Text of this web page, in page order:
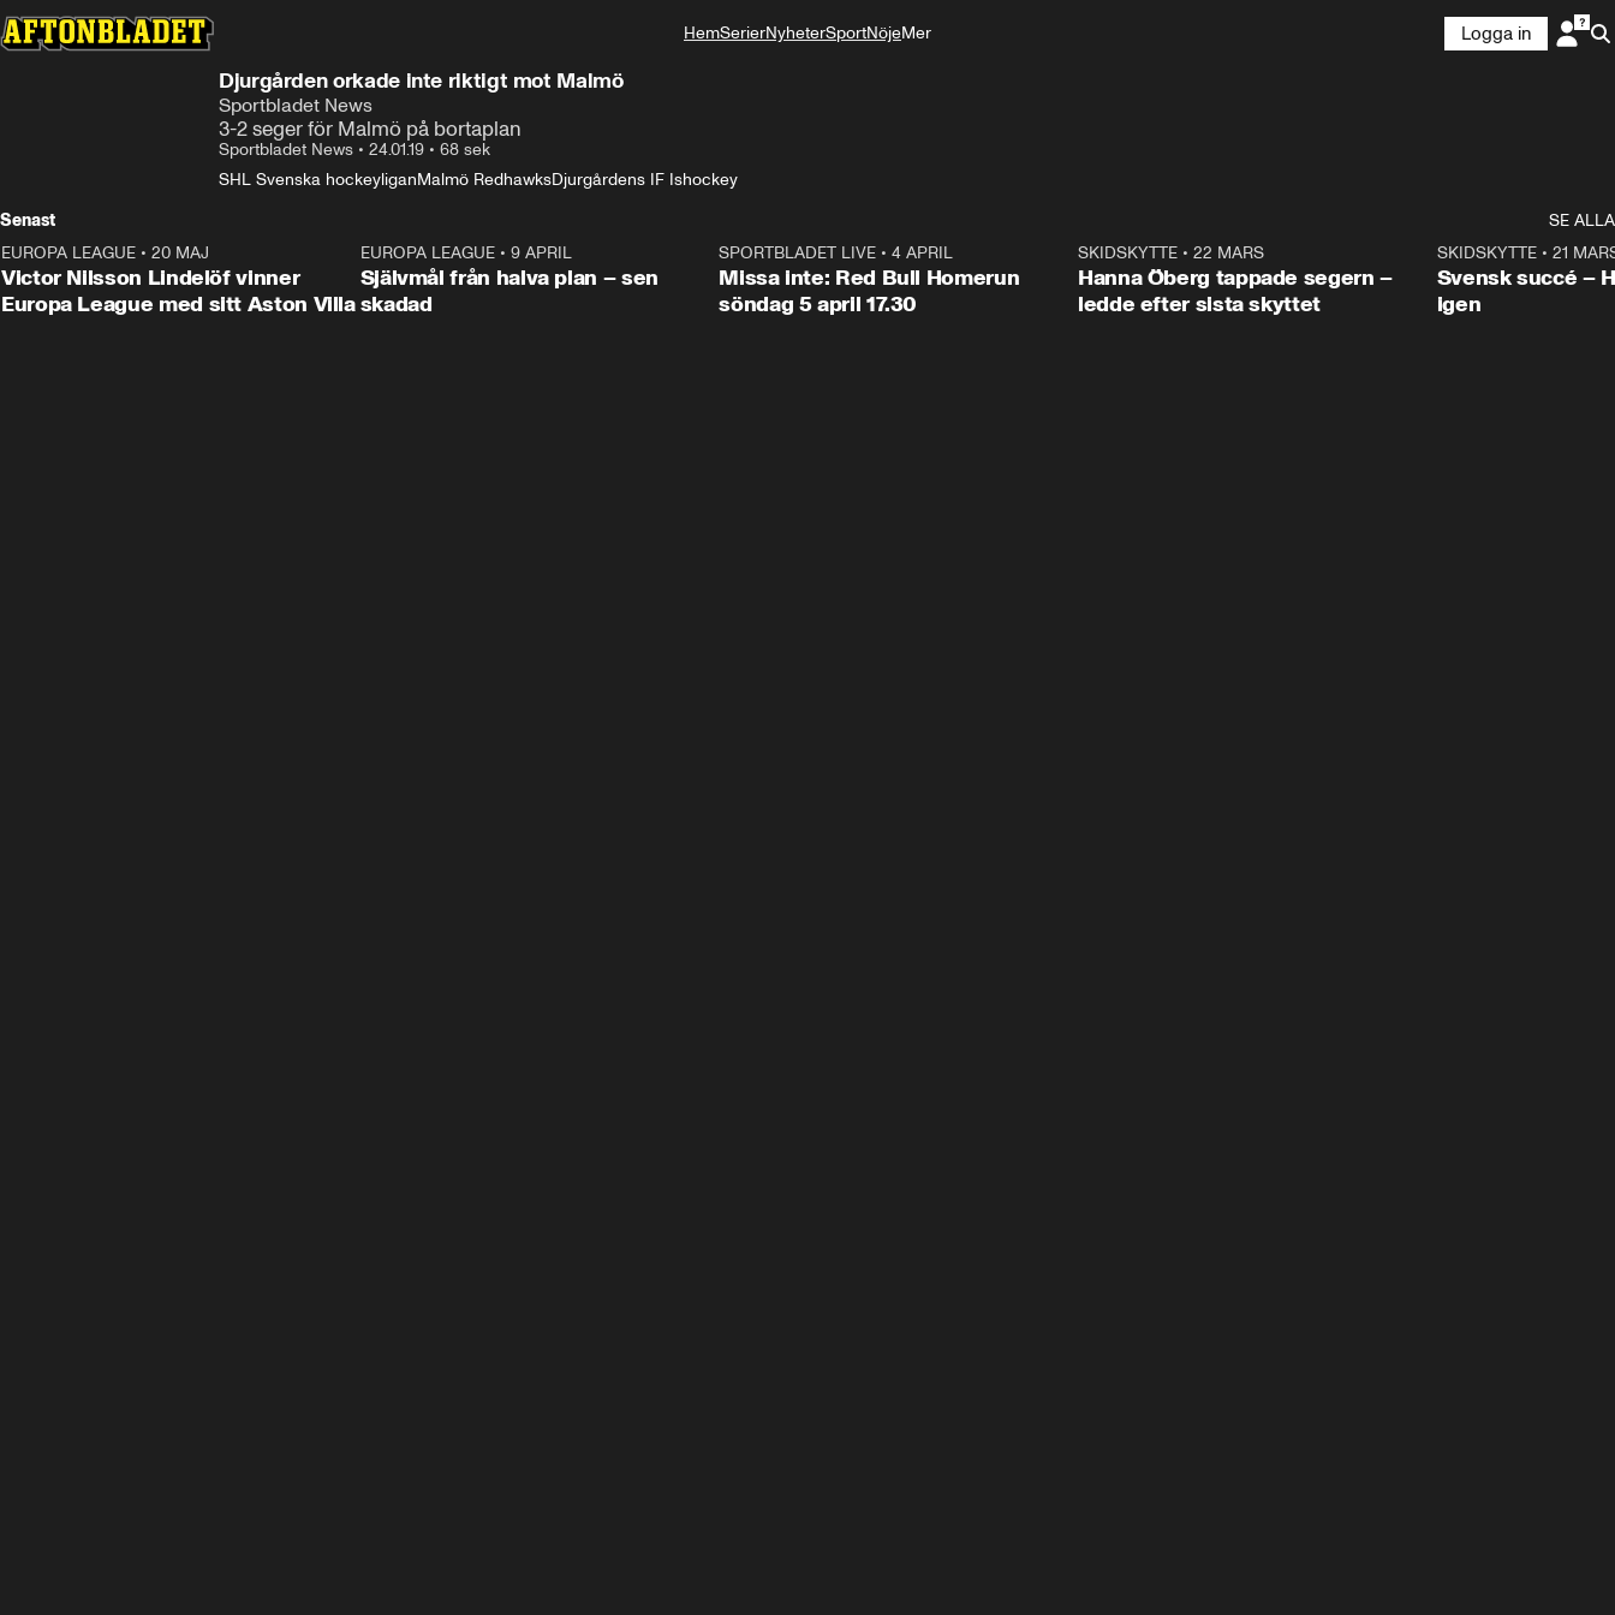
HemSerierNyheterSportNöjeMer
Logga in
Djurgården orkade inte riktigt mot Malmö
Sportbladet News
3-2 seger för Malmö på bortaplan
Sportbladet News • 24.01.19 • 68 sek
SHL Svenska hockeyliganMalmö RedhawksDjurgårdens IF Ishockey
Senast
SE ALLA
EUROPA LEAGUE • 20 MAJ
Victor Nilsson Lindelöf vinner
Europa League med sitt Aston Villa
1:03
EUROPA LEAGUE• 9 APRIL
Självmål från halva plan – sen
skadad
SPORTBLADET LIVE •4 APRIL
Missa inte: Red Bull Homerun
söndag 5 april 17.30
SKIDSKYTTE• 22 MARS
Hanna Öberg tappade segern –
ledde efter sista skyttet
SKIDSKYTTE• 21
Svensk succé –
igen